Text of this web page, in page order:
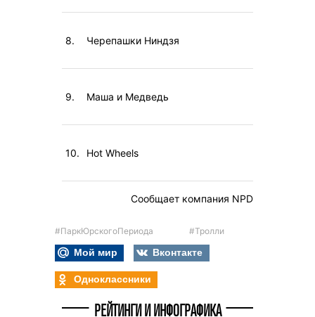
8. Черепашки Ниндзя
9. Маша и Медведь
10. Hot Wheels
Сообщает компания NPD
#ПаркЮрскогоПериода #Тролли
Мой мир
Вконтакте
Одноклассники
РЕЙТИНГИ И ИНФОГРАФИКА